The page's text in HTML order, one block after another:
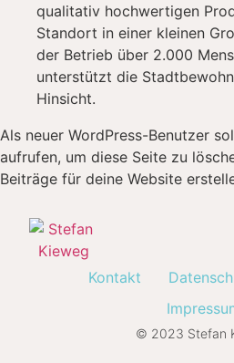
qualitativ hochwertigen
Standort in einer kleinen
der Betrieb über 2.000
unterstützt die
Hinsicht.
Als neuer WordPress-Benutzer
aufrufen, um diese Seite zu
Beiträge für deine Website
Kontakt
© 2023 Stefan